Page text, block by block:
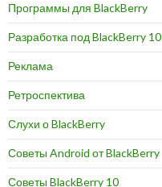
Программы для BlackBerry
Разработка под BlackBerry 10
Реклама
Ретроспектива
Слухи о BlackBerry
Советы Android от BlackBerry
Советы BlackBerry 10